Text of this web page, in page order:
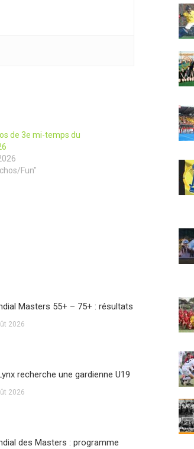
de 3e mi-temps du
Fun"
Masters 55+ – 75+ : résultats
2026
recherche une gardienne U19
2026
des Masters : programme